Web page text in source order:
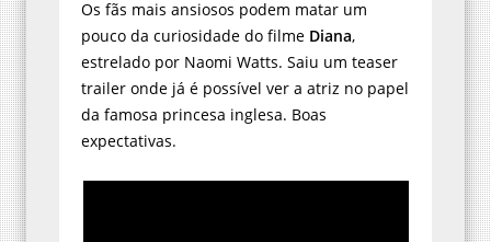
Os fãs mais ansiosos podem matar um
pouco da curiosidade do filme Diana,
estrelado por Naomi Watts. Saiu um teaser
trailer onde já é possível ver a atriz no papel
da famosa princesa inglesa. Boas
expectativas.